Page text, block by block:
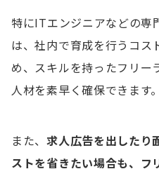
特にITエンジニアなどの専
は、社内で育成を行うコス
め、スキルを持ったフリー
人材を素早く確保できます。
また、求人広告を出したり
ストを省きたい場合も、フ